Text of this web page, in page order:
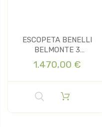
ESCOPETA BENELLI
BELMONTE 3
ASTROBLACK CAL 12...
1.470,00 €